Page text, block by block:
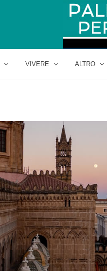
VIVERE ALTRO